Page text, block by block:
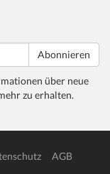
Abonnieren
über neue
zu erhalten.
AGB